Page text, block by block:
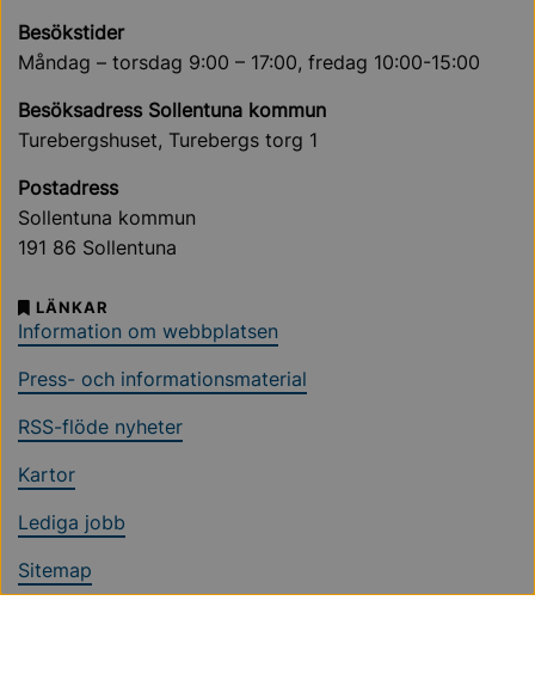
Besökstider
Måndag – torsdag 9:00 – 17:00, fredag 10:00-15:00
Besöksadress Sollentuna kommun
Turebergshuset, Turebergs torg 1
Postadress
Sollentuna kommun
191 86 Sollentuna
LÄNKAR
Information om webbplatsen
Press- och informationsmaterial
RSS-flöde nyheter
Kartor
Lediga jobb
Sitemap